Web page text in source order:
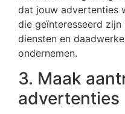
dat jouw advertenties
die geïnteresseerd
diensten en
ondernemen.
3. Maak
advertenties